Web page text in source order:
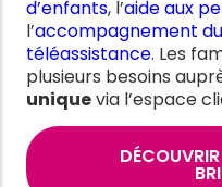
d’enfants, l’aide aux
l’accompagnement
téléassistance. Les
plusieurs besoins
uniquevia l’espace